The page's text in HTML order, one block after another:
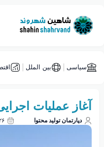
سیاسی بین الملل
آغاز عملیات
دپارتمان تولید محتوا ۲۶ مهر